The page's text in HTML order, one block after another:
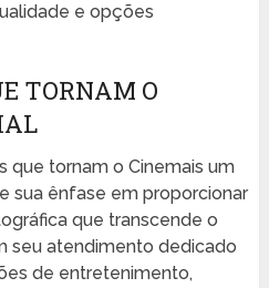
e opções
TORNAM O
que tornam o Cinemais um
sua ênfase em proporcionar
que transcende o
seu atendimento dedicado
de entretenimento,